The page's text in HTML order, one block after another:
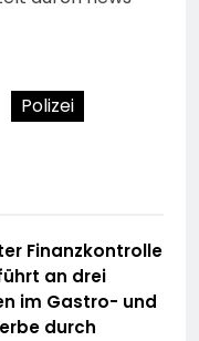
Polizei
Finanzkontrolle
an drei
im Gastro- und
durch